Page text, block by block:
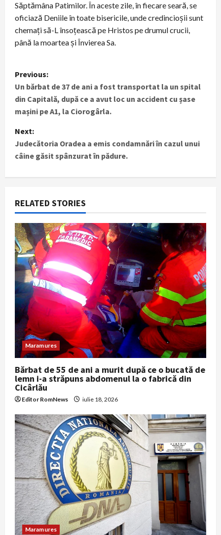
Săptămâna Patimilor. În aceste zile, în fiecare seară, se
oficiază Deniile în toate bisericile, unde credincioșii sunt
chemați să-L însoțească pe Hristos pe drumul crucii,
până la moartea și Învierea Sa.
P
o
s
t
n
a
v
i
g
a
t
i
o
n
Previous:
Un bărbat de 37 de ani a fost transportat la un spital
din Capitală, după ce a avut loc un accident cu șase
mașini pe A1, la Ciorogârla.
Next:
Judecătoria Oradea a emis condamnări în cazul unui
câine găsit spânzurat în pădure.
RELATED STORIES
Maramures
Bărbat de 55 de ani a murit după ce o bucată de
lemn i-a străpuns abdomenul la o fabrică din
Cicârlău
Editor RomNews iulie 18, 2026
Maramures